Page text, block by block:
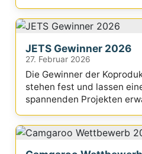
JETS Gewinner 2026
27. Februar 2026
Die Gewinner der
stehen fest und lassen
spannenden Projekten